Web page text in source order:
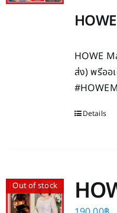
HOWE
ส่ง) พรีออ
Details
Out of stock